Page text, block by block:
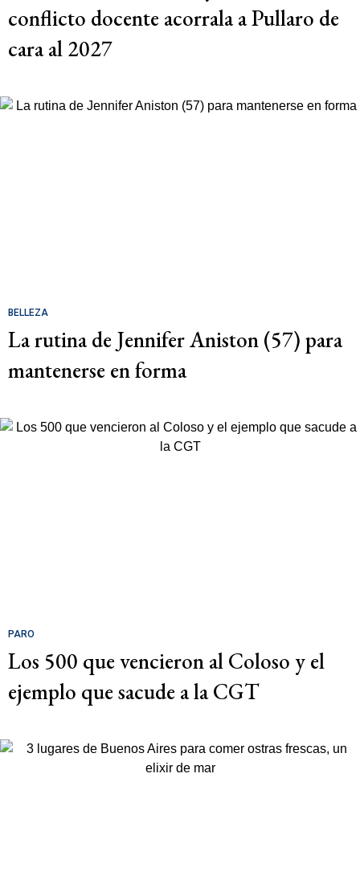
conflicto docente acorrala a Pullaro de
cara al 2027
BELLEZA
La rutina de Jennifer Aniston (57) para
mantenerse en forma
PARO
Los 500 que vencieron al Coloso y el
ejemplo que sacude a la CGT